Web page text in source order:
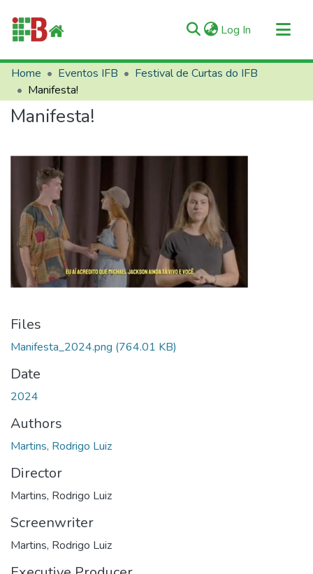
Log In (current)
Communities & Collections
All of RIIFB
Manuals and Terms
About RIIFB
Contacts
Home Eventos IFB
Festival de Curtas do IFB
Manifesta!
Manifesta!
Files
Manifesta_2024.png (764.01 KB)
Date
2024
Authors
Martins, Rodrigo Luiz
Director
Martins, Rodrigo Luiz
Screenwriter
Martins, Rodrigo Luiz